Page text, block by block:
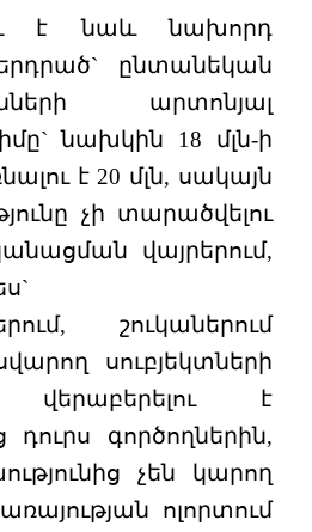
է նաև նախորդ
ընտանեկան
արտոնյալ
նախկին 18 մլն-ի
է 20 մլն, սակայն
չի տարածվելու
վայրերում,
շուկաներում
սուբյեկտների
է
գործողներին,
չեն կարող
ոլորտում